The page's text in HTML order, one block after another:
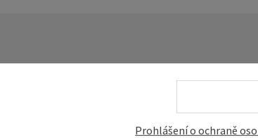
Vaše zprávaProhlášení o ochraně